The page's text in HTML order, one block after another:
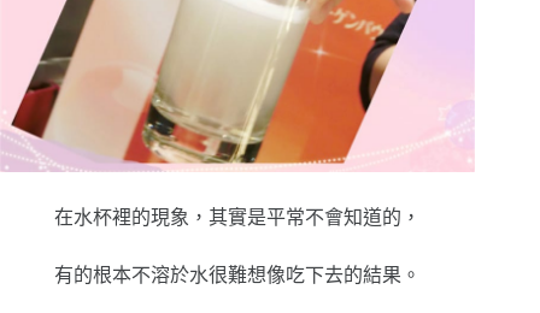
在水杯裡的現象，其實是平常不會知道的，
有的根本不溶於水很難想像吃下去的結果。